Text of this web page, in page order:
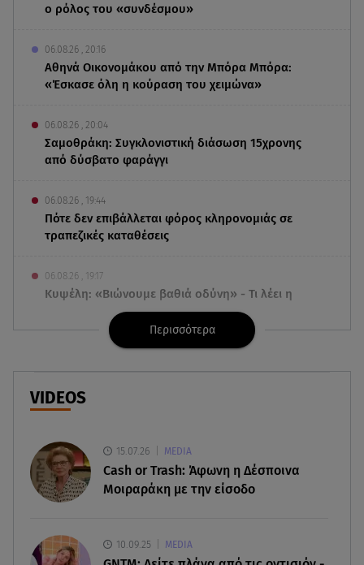
ο ρόλος του «συνδέσμου»
06.08.26 , 20:16
Αθηνά Οικονομάκου από την Μπόρα Μπόρα:
«Έσκασε όλη η κούραση του χειμώνα»
06.08.26 , 20:04
Σαμοθράκη: Συγκλονιστική διάσωση 15χρονης
από δύσβατο φαράγγι
06.08.26 , 19:44
Πότε δεν επιβάλλεται φόρος κληρονομιάς σε
τραπεζικές καταθέσεις
06.08.26 , 19:17
Κυψέλη: «Βιώνουμε βαθιά οδύνη» - Τι λέει η
οικογένεια της Λίζα
Μπαντέρας: «Η καρδιακή προσβολή ήταν το
Συντάξεις χηρείας: Τέλος στο «ψαλίδι» μετά την
τριετία
06.08.26 , 18:38
Πόρτο Γερμενό
Περισσότερα
VIDEOS
15.07.26 MEDIA
Cash or Trash: Άφωνη η Δέσποινα
Μοιραράκη με την είσοδο
10.09.25 MEDIA